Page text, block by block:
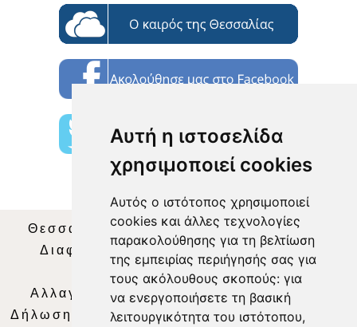
Αυτή η ιστοσελίδα
χρησιμοποιεί cookies
Αυτός ο ιστότοπος χρησιμοποιεί
cookies και άλλες τεχνολογίες
παρακολούθησης για τη βελτίωση
της εμπειρίας περιήγησής σας για
τους ακόλουθους σκοπούς: για
να ενεργοποιήσετε τη βασική
λειτουργικότητα του ιστότοπου,
Θεσσαλία Τηλεόραση|SNG Services
Διαφήμιση | Όροι Χρήσης |Δήλωση
Απορρήτου |
Περιεχόμενο
Αλλαγή Προτιμήσεων για τα Cookies
Δήλωση συμμόρφωσης με τη σύσταση (ΕΕ)